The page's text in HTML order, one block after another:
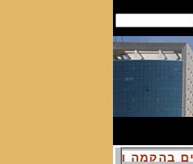
בהקמה וניהול של אתרי ביטוח